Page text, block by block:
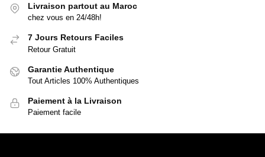
Livraison partout au Maroc
chez vous en 24/48h!
7 Jours Retours Faciles
Retour Gratuit
Garantie Authentique
Tout Articles 100% Authentiques
Paiement à la Livraison
Paiement facile